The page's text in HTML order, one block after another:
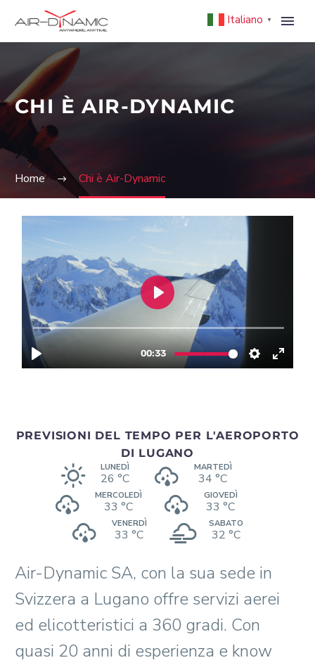
CHI È AIR-DYNAMIC
Home Chi è Air-Dynamic
PREVISIONI DEL TEMPO PER L'AEROPORTO
DI LUGANO
LUNEDÌ
26 °C
MARTEDÌ
34 °C
MERCOLEDÌ
33 °C
GIOVEDÌ
33 °C
VENERDÌ
33 °C
SABATO
32 °C
Air-Dynamic SA, con la sua sede in
Svizzera a Lugano offre servizi aerei
ed elicotteristici a 360 gradi. Con
quasi 20 anni di esperienza e know
Italiano ▼